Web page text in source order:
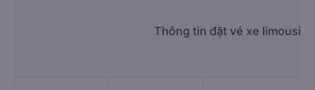
Thông tin đặt vé xe